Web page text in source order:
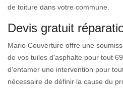
de toiture dans votre commune.
Devis gratuit
Mario Couverture offre une
de vos tuiles d'asphalte pour tout
d'entamer une intervention pour
nécessaire de définir la cause du